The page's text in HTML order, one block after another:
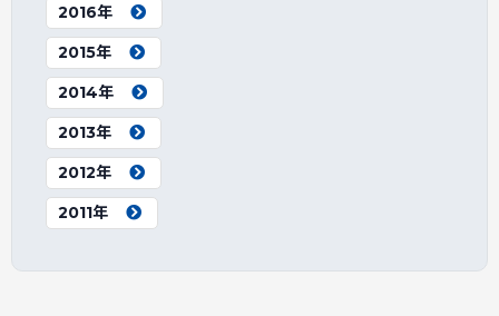
2016年
2015年
2014年
2013年
2012年
2011年